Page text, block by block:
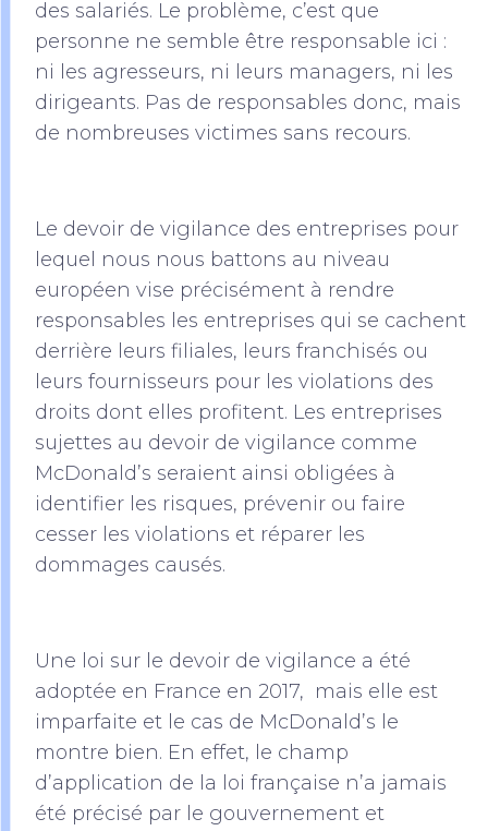
des salariés. Le problème, c’est que
personne ne semble être responsable ici :
ni les agresseurs, ni leurs managers, ni les
dirigeants. Pas de responsables donc, mais
de nombreuses victimes sans recours.
Le devoir de vigilance des entreprises pour
lequel nous nous battons au niveau
européen vise précisément à rendre
responsables les entreprises qui se cachent
derrière leurs filiales, leurs franchisés ou
leurs fournisseurs pour les violations des
droits dont elles profitent. Les entreprises
sujettes au devoir de vigilance comme
McDonald’s seraient ainsi obligées à
identifier les risques, prévenir ou faire
cesser les violations et réparer les
dommages causés.
Une loi sur le devoir de vigilance a été
adoptée en France en 2017, mais elle est
imparfaite et le cas de McDonald’s le
montre bien. En effet, le champ
d’application de la loi française n’a jamais
été précisé par le gouvernement et